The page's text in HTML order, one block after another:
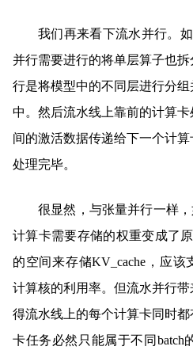
我们再来看下流水并行。
并行需要进行的将单层算子也
行是将模型中的不同层进行分
中。然后流水线上靠前的计算
间的激活数据传递给下一个计
处理完毕。
很显然，与张量并行一样
计算卡需要存储的权重变成了
的空间来存储KV_cache，应该
计算核的利用率。但流水并行
得流水线上的每个计算卡同时
卡任务必然只能属于不同batch